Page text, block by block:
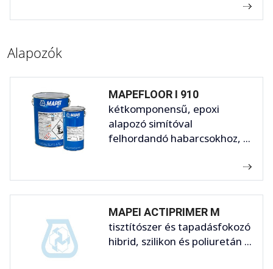
Alapozók
MAPEFLOOR I 910
kétkomponensű, epoxi
alapozó simítóval
felhordandó habarcsokhoz, ...
MAPEI ACTIPRIMER M
tisztítószer és tapadásfokozó
hibrid, szilikon és poliuretán ...